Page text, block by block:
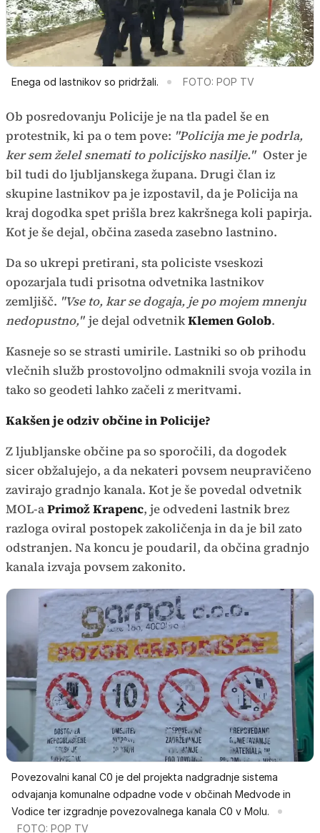
Enega od lastnikov so pridržali. FOTO: POP TV
Ob posredovanju Policije je na tla padel še en
protestnik, ki pa o tem pove: "Policija me je podrla,
ker sem želel snemati to policijsko nasilje." Oster je
bil tudi do ljubljanskega župana. Drugi član iz
skupine lastnikov pa je izpostavil, da je Policija na
kraj dogodka spet prišla brez kakršnega koli papirja.
Kot je še dejal, občina zaseda zasebno lastnino.
Da so ukrepi pretirani, sta policiste vseskozi
opozarjala tudi prisotna odvetnika lastnikov
zemljišč. "Vse to, kar se dogaja, je po mojem mnenju
nedopustno," je dejal odvetnikKlemen Golob.
Kasneje so se strasti umirile. Lastniki so ob prihodu
vlečnih služb prostovoljno odmaknili svoja vozila in
tako so geodeti lahko začeli z meritvami.
Kakšen je odziv občine in Policije?
Z ljubljanske občine pa so sporočili, da dogodek
sicer obžalujejo, a da nekateri povsem neupravičeno
zavirajo gradnjo kanala. Kot je še povedal odvetnik
MOL-aPrimož Krapenc, je odvedeni lastnik brez
razloga oviral postopek zakoličenja in da je bil zato
odstranjen. Na koncu je poudaril, da občina gradnjo
kanala izvaja povsem zakonito.
Povezovalni kanal C0 je del projekta nadgradnje sistema
odvajanja komunalne odpadne vode v občinah Medvode in
Vodice ter izgradnje povezovalnega kanala C0 v Molu.
FOTO: POP TV